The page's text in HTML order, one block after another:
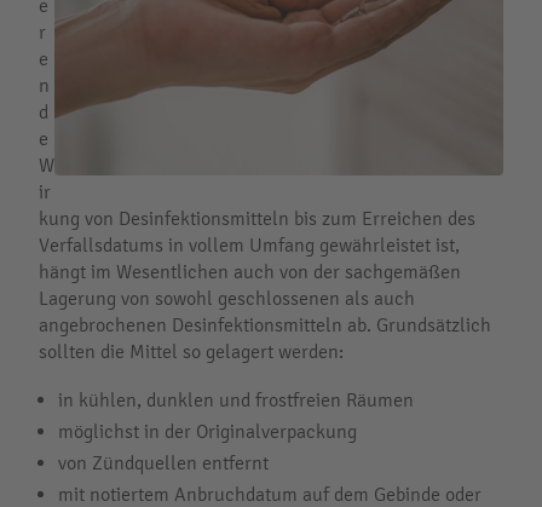
e
r
e
n
d
e
W
ir
kung von Desinfektionsmitteln bis zum Erreichen des
Verfallsdatums in vollem Umfang gewährleistet ist,
hängt im Wesentlichen auch von der sachgemäßen
Lagerung von sowohl geschlossenen als auch
angebrochenen Desinfektionsmitteln ab. Grundsätzlich
sollten die Mittel so gelagert werden:
in kühlen, dunklen und frostfreien Räumen
möglichst in der Originalverpackung
von Zündquellen entfernt
mit notiertem Anbruchdatum auf dem Gebinde oder